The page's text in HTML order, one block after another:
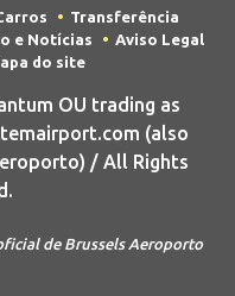
Transferência
e Notícias
Aviso Legal
do site
OU trading as
(also
/ All Rights
de Brussels Aeroporto